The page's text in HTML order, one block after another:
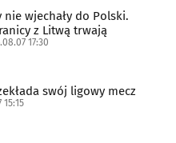
wjechały do Polski.
z Litwą trwają
17:30
swój ligowy mecz
15:15